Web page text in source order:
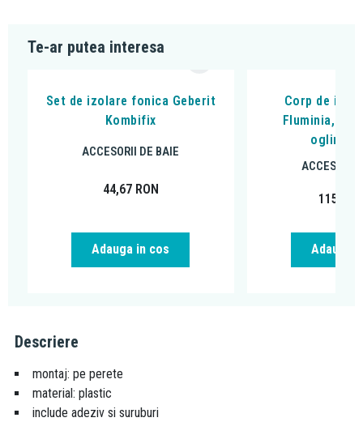
Te-ar putea interesa
Set de izolare fonica Geberit
Kombifix
ACCESORII DE BAIE
44,67 RON
Adauga in cos
Corp de
Fluminia,
ACCESORII
115,00
Adauga
Descriere
montaj: pe perete
material: plastic
include adeziv si suruburi